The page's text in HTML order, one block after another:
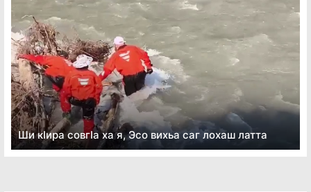
Ши кӏира совгӏа ха я, Эсо вихьа саг лохаш латта